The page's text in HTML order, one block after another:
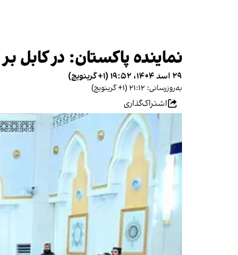
نماینده پاکستان: در کابل
۲۹ اسد ۱۴۰۴، ۱۹:۵۲ (‎+۱ گرینویچ)
به‌روزرسانی: ۲۱:۱۲ (‎+۱ گرینویچ)
اشتراک‌گذاری